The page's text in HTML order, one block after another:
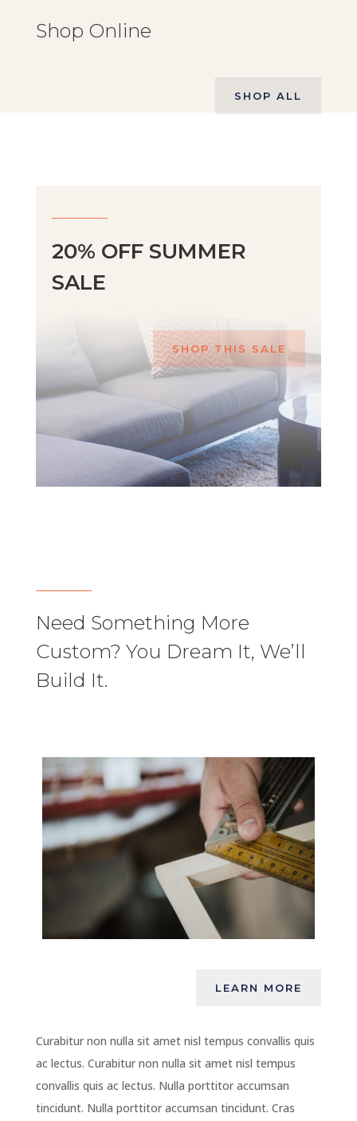
Shop Online
SHOP ALL
20% OFF SUMMER
SALE
SHOP THIS SALE
Need Something More
Custom? You Dream It, We’ll
Build It.
LEARN MORE
Curabitur non nulla sit amet nisl tempus convallis quis
ac lectus. Curabitur non nulla sit amet nisl tempus
convallis quis ac lectus. Nulla porttitor accumsan
tincidunt. Nulla porttitor accumsan tincidunt. Cras